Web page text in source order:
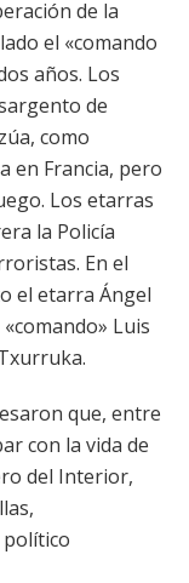
de la
el «comando
años. Los
de
como
en Francia, pero
Los etarras
la Policía
En el
el etarra Ángel
Luis
que, entre
con la vida de
del Interior,